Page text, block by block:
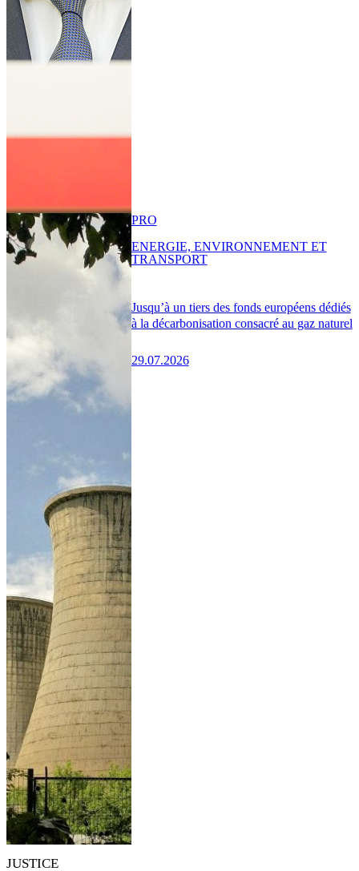
Jusqu’à un tiers des fonds européens dédiés
à la décarbonisation consacré au gaz naturel
29.07.2026
PRO
ENERGIE, ENVIRONNEMENT ET
TRANSPORT
JUSTICE